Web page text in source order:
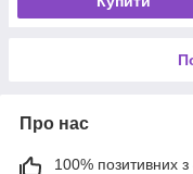
Про нас
100% позитивних з